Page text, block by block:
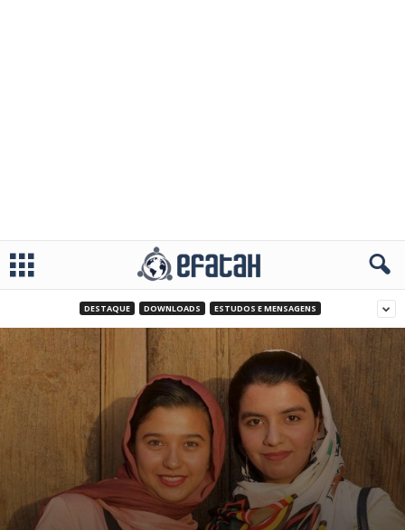
DESTAQUE DOWNLOADS ESTUDOS E MENSAGENS